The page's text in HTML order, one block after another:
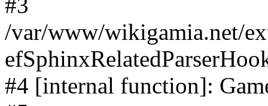
/var/www/wikigamia.net/
#4 [internal function]: